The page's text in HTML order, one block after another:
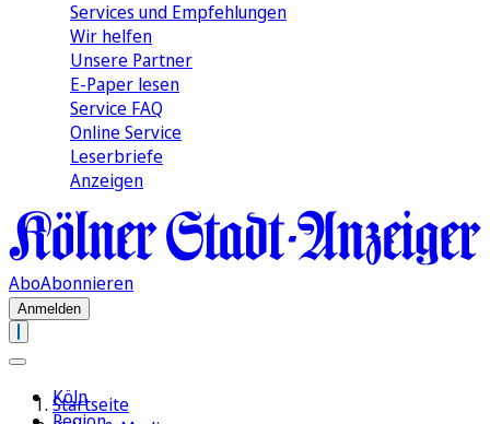
Services und Empfehlungen
Wir helfen
Unsere Partner
E-Paper lesen
Service FAQ
Online Service
Leserbriefe
Anzeigen
AboAbonnieren
Anmelden
Köln
Startseite